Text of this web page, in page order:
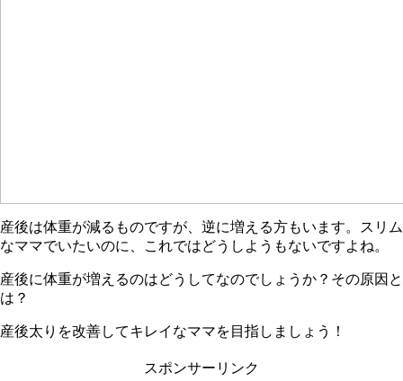
産後は体重が減るものですが、逆に増える方もいます。スリム
なママでいたいのに、これではどうしようもないですよね。
産後に体重が増えるのはどうしてなのでしょうか？その原因と
は？
産後太りを改善してキレイなママを目指しましょう！
スポンサーリンク